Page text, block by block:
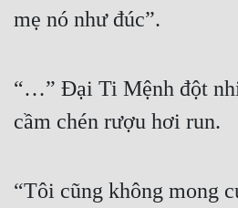
Xuyên Nhanh
Xuyên Thư
Điền Văn
Đông Phương
mẹ nó như đúc”.
“…” Đại Ti Mệnh đột
cầm chén rượu hơi run.
“Tôi cũng không mong